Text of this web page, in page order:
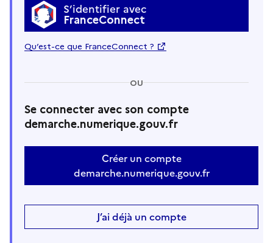
S’identifier avec
FranceConnect
Qu’est-ce que FranceConnect ?
OU
Se connecter avec son compte
demarche.numerique.gouv.fr
Créer un compte
demarche.numerique.gouv.fr
J’ai déjà un compte